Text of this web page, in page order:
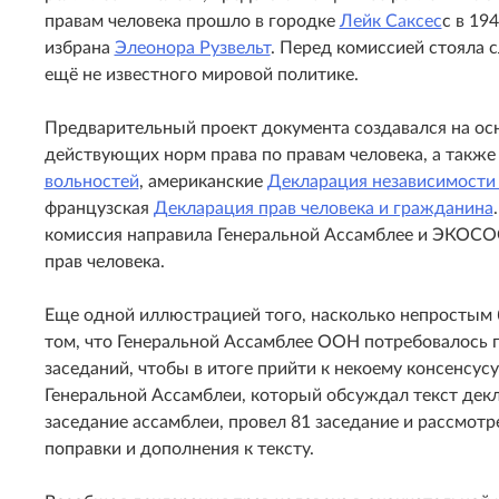
правам человека прошло в городке Лейк Саксесс в
избрана Элеонора Рузвельт. Перед комиссией стояла
ещё не известного мировой политике.
Предварительный проект документа создавался на
действующих норм права по правам человека, а
вольностей, американские Декларация
французская Декларация прав человека и гражданина
комиссия направила Генеральной Ассамблее и
прав человека.
Еще одной иллюстрацией того, насколько непростым
том, что Генеральной Ассамблее ООН потребовалось
заседаний, чтобы в итоге прийти к некоему
Генеральной Ассамблеи, который обсуждал текст
заседание ассамблеи, провел 81 заседание и
поправки и дополнения к тексту.